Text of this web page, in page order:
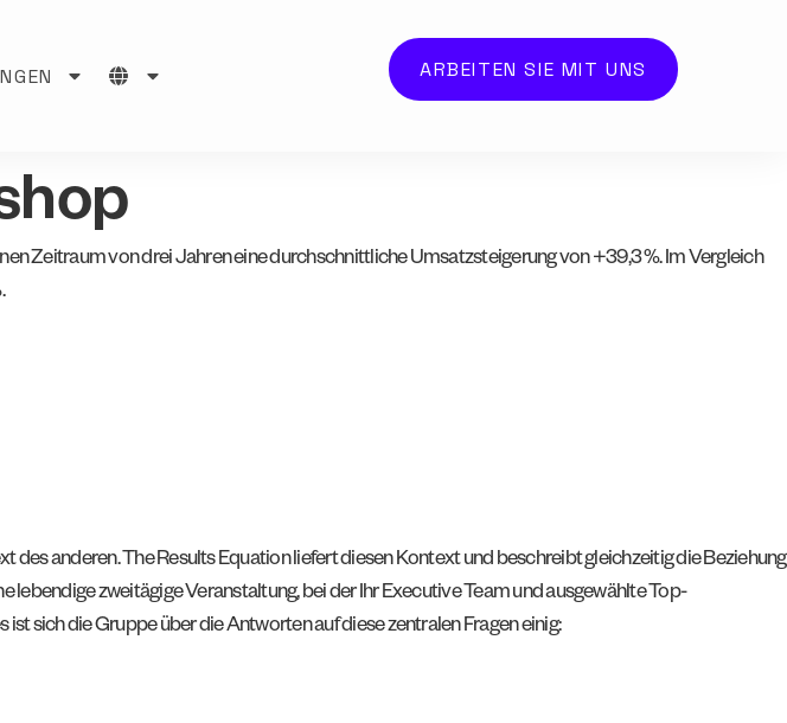
ARBEITEN SIE MIT UNS
Zeitraum von drei Jahren eine durchschnittliche Umsatzsteigerung von +39,3 %. Im Vergleich
anderen. The Results Equation liefert diesen Kontext und beschreibt gleichzeitig die Beziehung
lebendige zweitägige Veranstaltung, bei der Ihr Executive Team und ausgewählte Top-
sich die Gruppe über die Antworten auf diese zentralen Fragen einig: